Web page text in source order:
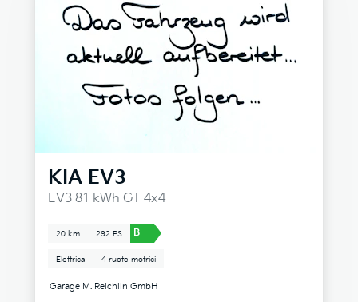
KIA EV3
EV3 81 kWh GT 4x4
20 km 292 PS B
Elettrica 4 ruote motrici
Garage M. Reichlin GmbH